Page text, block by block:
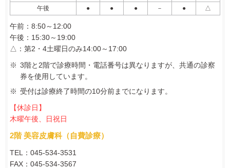
午後
● ● ● － ● △
午前：8:50～12:00
午後：15:30～19:00
△：第2・4土曜日のみ14:00～17:00
3階と2階で診療時間・電話番号は異なりますが、共通の診察
券を使用しています。
受付は診療終了時間の10分前までになります。
【休診日】
木曜午後、日祝日
2階 美容皮膚科（自費診療）
TEL：045‐534‐3531
FAX：045-534-3567